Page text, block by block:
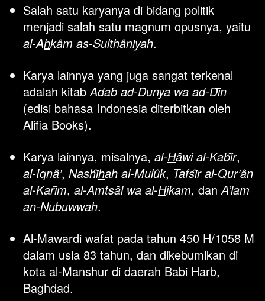
Salah satu karyanya di bidang politik
al-Ahkȃm as-Sulthȃniyah.
Karya lainnya yang juga sangat terkenal
adalah kitab Adab ad-Dunya wa ad-Dȋn
(edisi bahasa Indonesia diterbitkan oleh
Alifia Books).
Karya lainnya, misalnya, al-Hȃwi al-Kabȋr
al-Iqnȃ’, Nashȋhah al-Mulȗk, Tafsȋr al-Qur’ȃn
al-Karȋm, al-Amtsȃl wa al-Hikam, dan A’lam
an-Nubuwwah.
Al-Mawardi wafat pada tahun 450 H/1058 M
dalam usia 83 tahun, dan dikebumikan di
kota al-Manshur di daerah Babi Harb,
Baghdad.